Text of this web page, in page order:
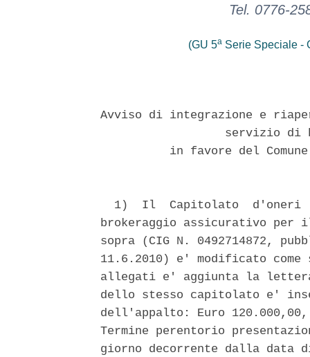
Tel. 0776-
(GU 5a Serie Speciale -
Avviso di integrazione e
servizio
in favore del
1)  Il  Capitolato  d'oneri
brokeraggio assicurativo
sopra (CIG N. 0492714872,
11.6.2010) e' modificato
allegati e' aggiunta la
dello stesso capitolato e'
dell'appalto: Euro
Termine perentorio
giorno decorrente dalla data